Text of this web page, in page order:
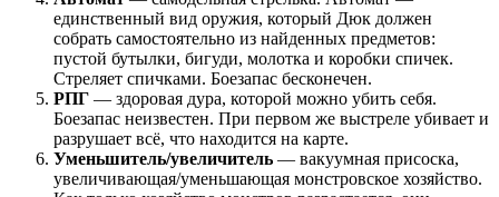
единственный вид оружия, который Дюк должен
собрать самостоятельно из найденных предметов:
пустой бутылки, бигуди, молотка и коробки спичек.
Стреляет спичками. Боезапас бесконечен.
РПГ — здоровая дура, которой можно убить себя.
Боезапас неизвестен. При первом же выстреле убивает и
разрушает всё, что находится на карте.
Уменьшитель/увеличитель — вакуумная присоска,
увеличивающая/уменьшающая монстровское хозяйство.